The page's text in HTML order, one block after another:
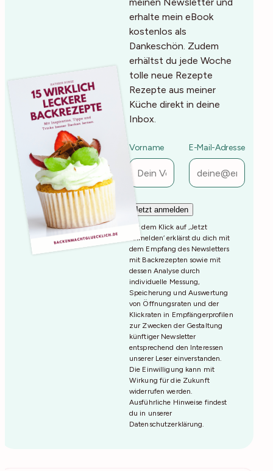
erhalte mein eBook
kostenlos als
Dankeschön. Zudem
erhältst du jede Woche
tolle neue Rezepte
Rezepte aus meiner
Küche direkt in deine
Inbox.
Vorname E-Mail-Adresse
Mit dem Klick auf ‚Jetzt
Anmelden‘ erklärst du dich mit
dem Empfang des Newsletters
mit Backrezepten sowie mit
dessen Analyse durch
individuelle Messung,
Speicherung und Auswertung
von Öffnungsraten und der
Klickraten in Empfängerprofilen
zur Zwecken der Gestaltung
künftiger Newsletter
entsprechend den Interessen
unserer Leser einverstanden.
Die Einwilligung kann mit
Wirkung für die Zukunft
widerrufen werden.
Ausführliche Hinweise findest
du in unserer
Datenschutzerklärung.